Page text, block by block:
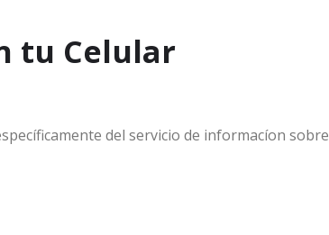
tu Celular
del servicio de informacíon sobre